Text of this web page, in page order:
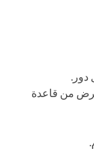
من قاعدة